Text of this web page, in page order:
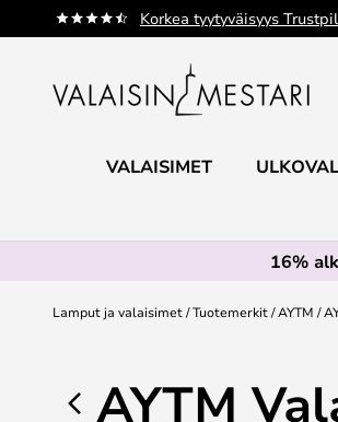
Korkea tyytyväisyys
Skip
to
VALAISIMET
16%
Lamput ja valaisimet Tuotemerkit AYTM
AYTM